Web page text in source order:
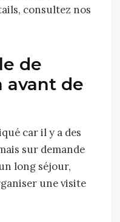
consultez nos
de
avant de
car il y a des
sur demande
long séjour,
une visite